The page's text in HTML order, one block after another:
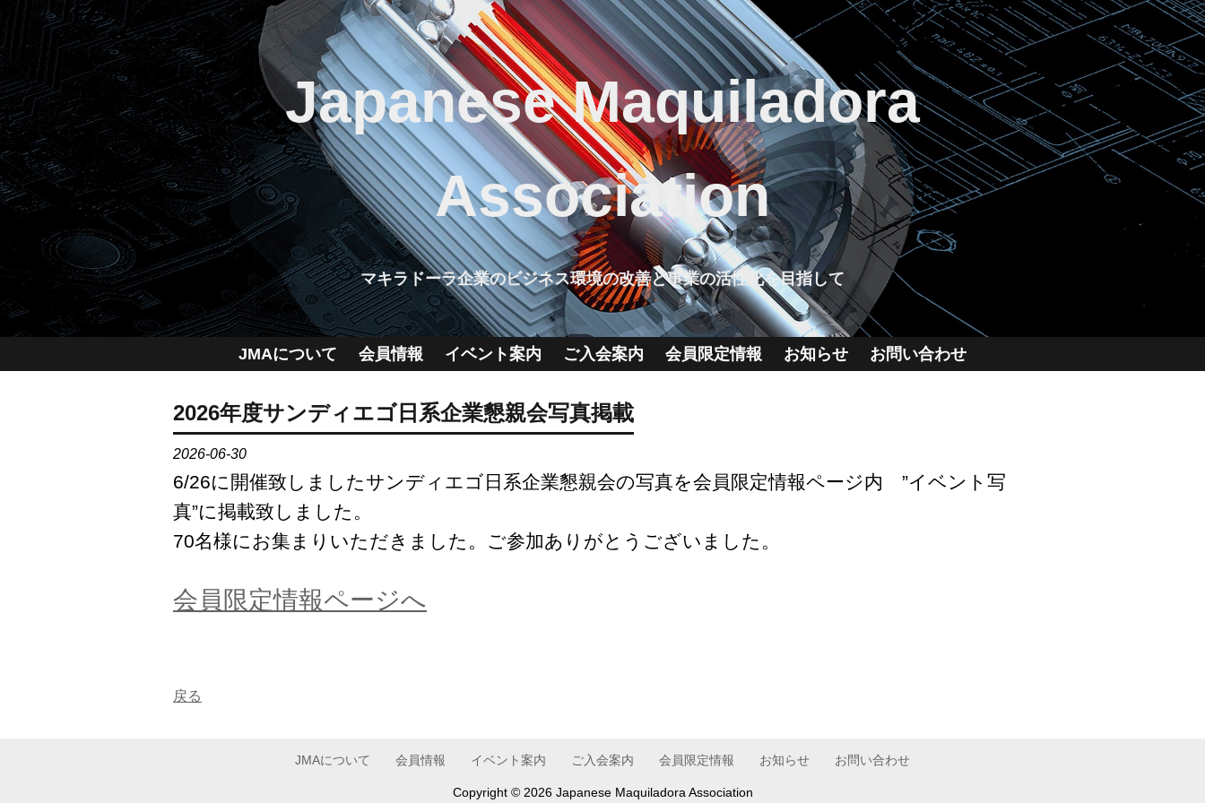
Japanese Maquiladora
Association
マキラドーラ企業のビジネス環境の改善と事業の活性化を目指して
JMAについて 会員情報 イベント案内 ご入会案内 会員限定情報 お知らせ お問い合わせ
2026年度サンディエゴ日系企業懇親会写真掲載
2026-06-30
6/26に開催致しましたサンディエゴ日系企業懇親会の写真を会員限定情報ページ内 ”イベント写
真”に掲載致しました。
70名様にお集まりいただきました。ご参加ありがとうございました。
会員限定情報ページへ
戻る
JMAについて 会員情報 イベント案内 ご入会案内 会員限定情報 お知らせ お問い合わせ
Copyright © 2026 Japanese Maquiladora Association